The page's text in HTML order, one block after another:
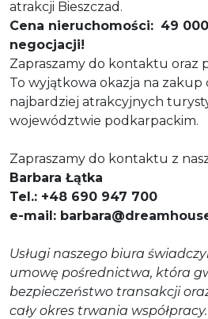
atrakcji Bieszczad.
Cena nieruchomości: 49
negocjacji!
Zapraszamy do kontaktu oraz
To wyjątkowa okazja na zakup
najbardziej atrakcyjnych
województwie podkarpackim.
Zapraszamy do kontaktu z
Barbara Łątka
Tel.: +48 690 947 700
e-mail:
Usługi naszego biura
umowę pośrednictwa, która
bezpieczeństwo transakcji
cały okres trwania